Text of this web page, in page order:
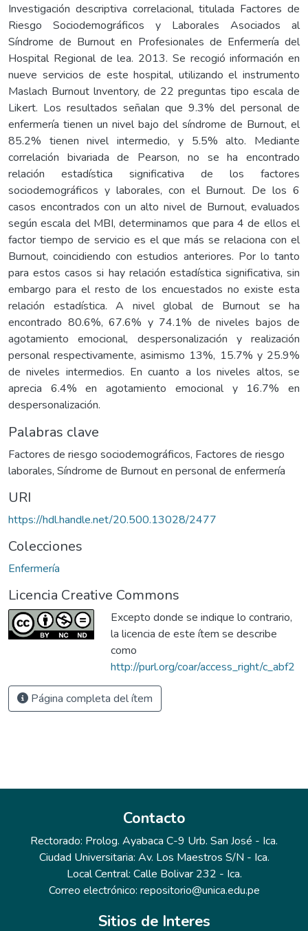
Investigación descriptiva correlacional, titulada Factores de
Riesgo Sociodemográficos y Laborales Asociados al
Síndrome de Burnout en Profesionales de Enfermería del
Hospital Regional de lea. 2013. Se recogió información en
nueve servicios de este hospital, utilizando el instrumento
Maslach Burnout lnventory, de 22 preguntas tipo escala de
Likert. Los resultados señalan que 9.3% del personal de
enfermería tienen un nivel bajo del síndrome de Burnout, el
85.2% tienen nivel intermedio, y 5.5% alto. Mediante
correlación bivariada de Pearson, no se ha encontrado
relación estadística significativa de los factores
sociodemográficos y laborales, con el Burnout. De los 6
casos encontrados con un alto nivel de Burnout, evaluados
según escala del MBI, determinamos que para 4 de ellos el
factor tiempo de servicio es el que más se relaciona con el
Burnout, coincidiendo con estudios anteriores. Por lo tanto
para estos casos si hay relación estadística significativa, sin
embargo para el resto de los encuestados no existe esta
relación estadística. A nivel global de Burnout se ha
encontrado 80.6%, 67.6% y 74.1% de niveles bajos de
agotamiento emocional, despersonalización y realización
personal respectivamente, asimismo 13%, 15.7% y 25.9%
de niveles intermedios. En cuanto a los niveles altos, se
aprecia 6.4% en agotamiento emocional y 16.7% en
despersonalización.
Palabras clave
Factores de riesgo sociodemográficos, Factores de riesgo
laborales, Síndrome de Burnout en personal de enfermería
URI
https://hdl.handle.net/20.500.13028/2477
Colecciones
Enfermería
Licencia Creative Commons
Excepto donde se indique lo contrario,
la licencia de este ítem se describe
como
http://purl.org/coar/access_right/c_abf2
Página completa del ítem
Contacto
Rectorado: Prolog. Ayabaca C-9 Urb. San José - Ica.
Ciudad Universitaria: Av. Los Maestros S/N - Ica.
Local Central: Calle Bolivar 232 - Ica.
Correo electrónico: repositorio@unica.edu.pe
Sitios de Interes